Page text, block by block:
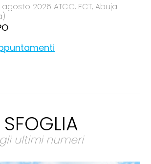
2026 ATCC, FCT, Abuja
SFOGLIA
gli ultimi numeri